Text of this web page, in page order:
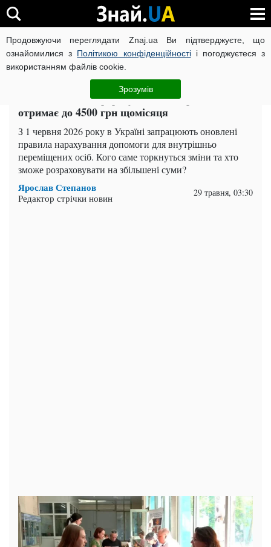
Продовжуючи переглядати Znaj.ua Ви підтверджуєте, що
ознайомилися з Політикою конфіденційностіі погоджуєтеся з
використанням файлів cookie.
Зрозумів
ВІЙНА РОСІЇ ПРОТИ УКРАЇНИ КОРОНАВІРУС В УКРАЇНІ
ЧИТАТЬ НА РУССКОМ
Виплати ВПЛ перерахують із 1 червня: хто
отримає до 4500 грн щомісяця
З 1 червня 2026 року в Україні запрацюють оновлені
правила нарахування допомоги для внутрішньо
переміщених осіб. Кого саме торкнуться зміни та хто
зможе розраховувати на збільшені суми?
Ярослав Степанов
Редактор стрічки новин 29 травня, 03:30